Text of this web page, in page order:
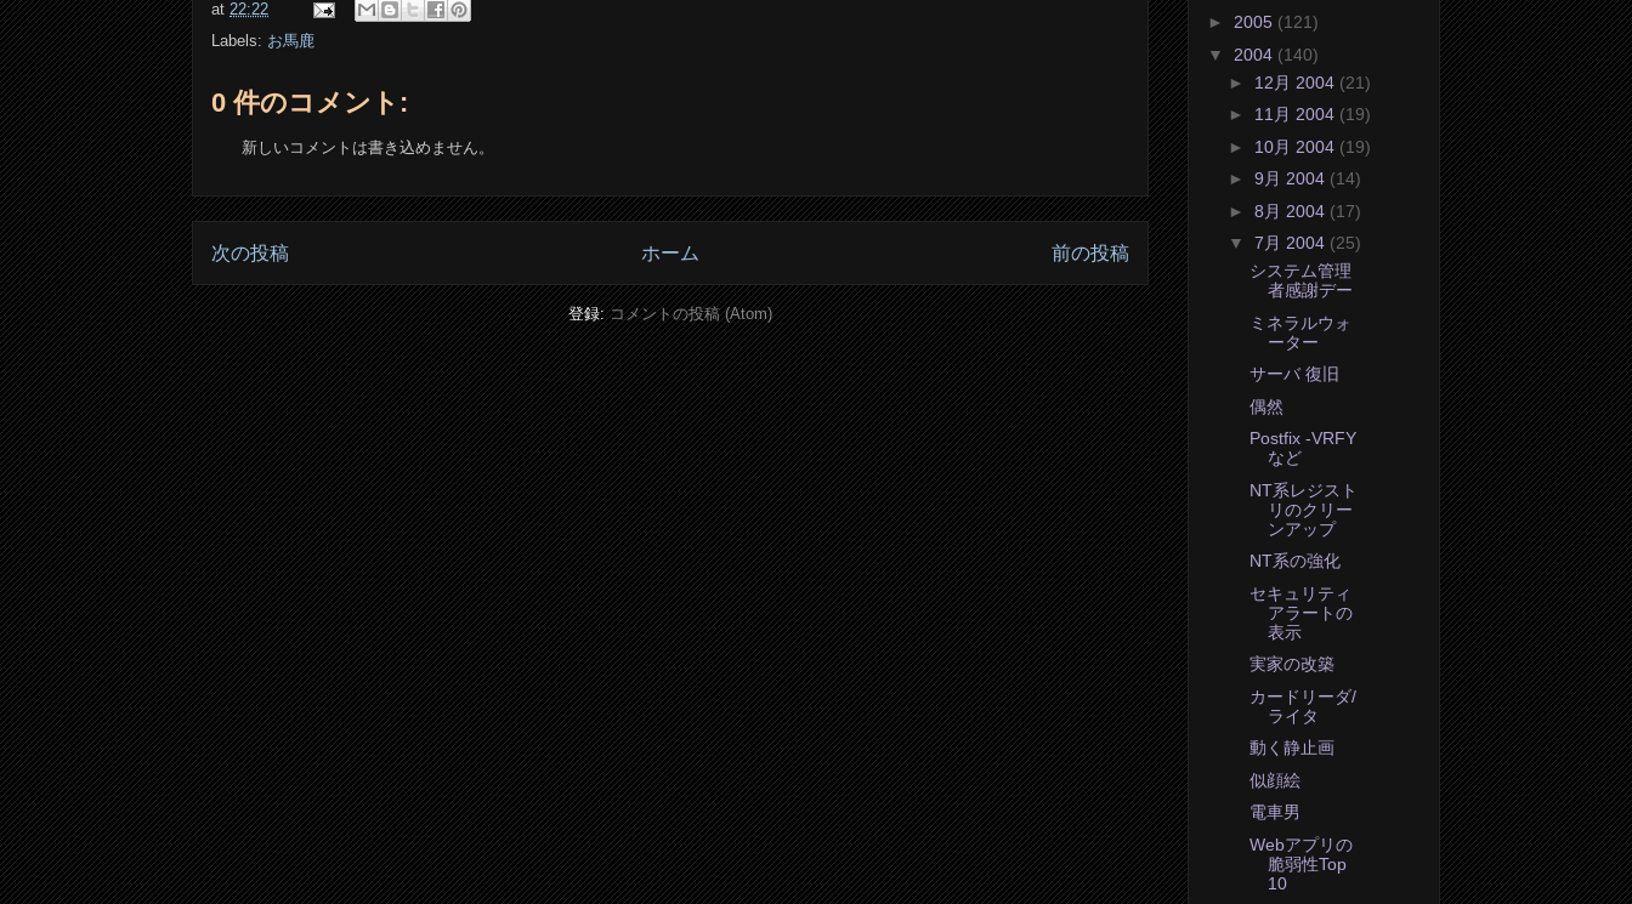
at 22:22
Labels: お馬鹿
0 件のコメント:
新しいコメントは書き込めません。
次の投稿 前の投稿
ホーム
登録:コメントの投稿 (Atom)
► 2005 (121)
▼ 2004 (140)
► 12月 2004 (21)
► 11月 2004 (19)
► 10月 2004 (19)
► 9月 2004 (14)
► 8月 2004 (17)
▼ 7月 2004 (25)
システム管理
者感謝デー
ミネラルウォ
ーター
サーバ 復旧
偶然
Postfix -VRFY
など
NT系レジスト
リのクリー
ンアップ
NT系の強化
セキュリティ
アラートの
表示
実家の改築
カードリーダ/
ライタ
動く静止画
似顔絵
電車男
Webアプリの
脆弱性Top
10